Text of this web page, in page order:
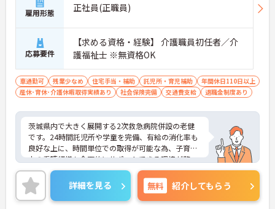
雇用形態 正社員(正職員)
応募要件
【求める資格・経験】 介護職員初任者／介
護福祉士 ※無資格OK
車通勤可 残業少なめ 住宅手当・補助 託児所・育児補助
年間休日110日以上
産休･育休･介護休暇取得実績あり
社会保険完備 交通費支給 退職金制度あり
茨城県内で大きく展開する2次救急病院併設の老健
です。24時間託児所や学童を完備、有給の消化率も
良好な上に、時間単位での取得が可能な為、子育て
中の看護師様も全面的にサポートできる環境が整っ
ています。また病院併設のため寮も使うことがで
き、遠方からの方も入職が可能です。ご興味のある
方には、面接対策ポイントなど、さらに詳細をお話
しいたしますので、お気軽にご相談ください。
詳細を見る 無料 紹介してもらう